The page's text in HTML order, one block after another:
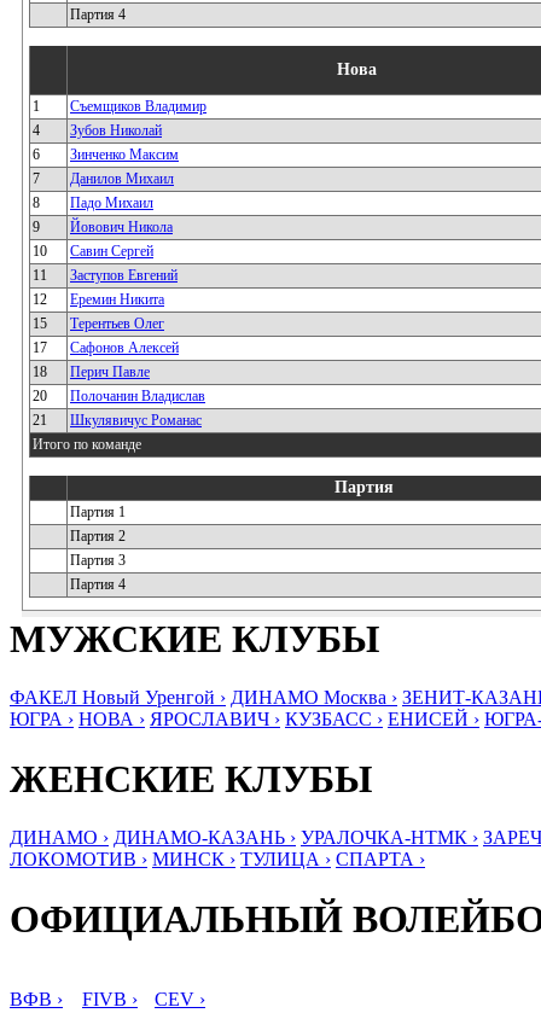
Партия 4
Нова
1
Съемщиков Владимир
4
Зубов Николай
6
Зинченко Максим
7
Данилов Михаил
8
Падо Михаил
9
Йовович Никола
10
Савин Сергей
11
Заступов Евгений
12
Еремин Никита
15
Терентьев Олег
17
Сафонов Алексей
18
Перич Павле
20
Полочанин Владислав
21
Шкулявичус Романас
Итого по команде
Партия
Партия 1
Партия 2
Партия 3
Партия 4
МУЖСКИЕ КЛУБЫ
ФАКЕЛ Новый Уренгой › ДИНАМО Москва › ЗЕНИТ-
ЮГРА › НОВА › ЯРОСЛАВИЧ › КУЗБАСС › ЕНИСЕЙ ›
ЖЕНСКИЕ КЛУБЫ
ДИНАМО › ДИНАМО-КАЗАНЬ › УРАЛОЧКА-НТМК ›
ЛОКОМОТИВ › МИНСК › ТУЛИЦА › СПАРТА ›
ОФИЦИАЛЬНЫЙ
ВФВ › FIVB › CEV ›